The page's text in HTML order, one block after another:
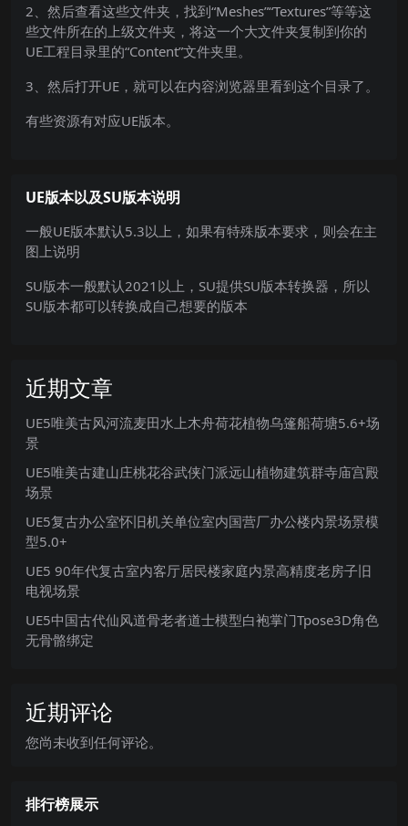
2、然后查看这些文件夹，找到“Meshes”“Textures”等等这
些文件所在的上级文件夹，将这一个大文件夹复制到你的
UE工程目录里的“Content”文件夹里。
3、然后打开UE，就可以在内容浏览器里看到这个目录了。
有些资源有对应UE版本。
UE版本以及SU版本说明
一般UE版本默认5.3以上，如果有特殊版本要求，则会在主
图上说明
SU版本一般默认2021以上，SU提供SU版本转换器，所以
SU版本都可以转换成自己想要的版本
近期文章
UE5唯美古风河流麦田水上木舟荷花植物乌篷船荷塘5.6+场
景
UE5唯美古建山庄桃花谷武侠门派远山植物建筑群寺庙宫殿
场景
UE5复古办公室怀旧机关单位室内国营厂办公楼内景场景模
型5.0+
UE5 90年代复古室内客厅居民楼家庭内景高精度老房子旧
电视场景
UE5中国古代仙风道骨老者道士模型白袍掌门Tpose3D角色
无骨骼绑定
近期评论
您尚未收到任何评论。
排行榜展示